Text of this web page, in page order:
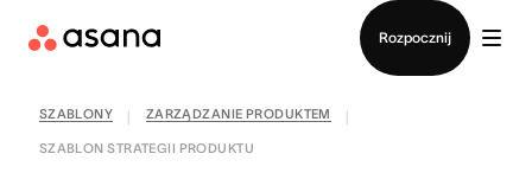
Rozpocznij
SZABLONY ZARZĄDZANIE PRODUKTEM
SZABLON STRATEGII PRODUKTU